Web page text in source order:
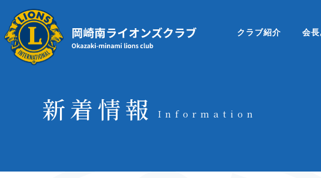
クラブ紹介 会
新着情報 Information